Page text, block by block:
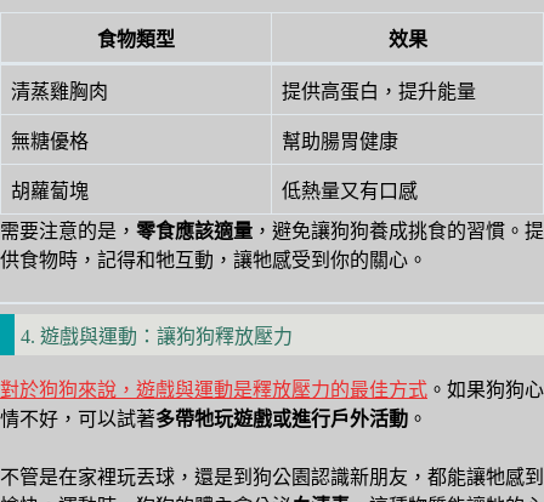
食物類型 效果
清蒸雞胸肉 提供高蛋白，提升能量
無糖優格 幫助腸胃健康
胡蘿蔔塊
低熱量又有口感
需要注意的是， 零食應該適量 ，避免讓狗狗養成挑食的習慣。提
供食物時，記得和牠互動，讓牠感受到你的關心。
4. 遊戲與運動：讓狗狗釋放壓力
對於狗狗來說，遊戲與運動是釋放壓力的最佳方式 。如果狗狗心
情不好，可以試著多帶牠玩遊戲或進行戶外活動 。
不管是在家裡玩丟球，還是到狗公園認識新朋友，都能讓牠感到